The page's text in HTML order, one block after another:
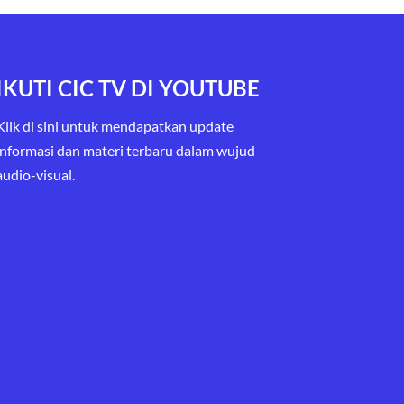
CIC TV DI YOUTUBE
di sini untuk mendapatkan update
dan materi terbaru dalam wujud
visual.